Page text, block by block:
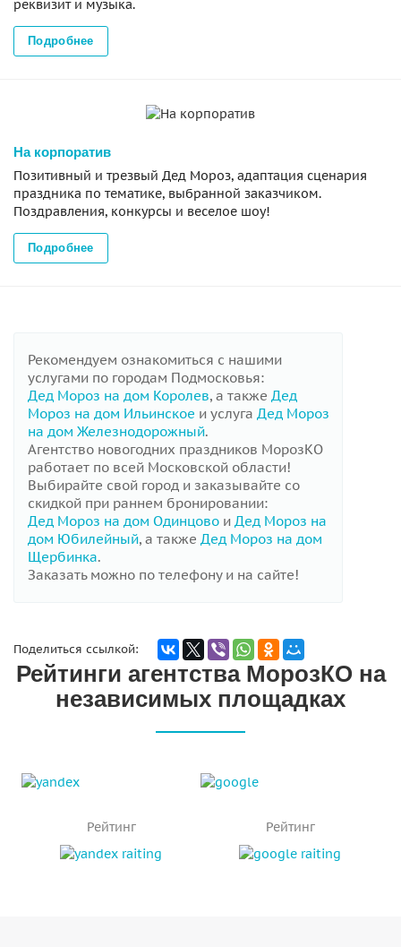
реквизит и музыка.
Подробнее
На корпоратив
Позитивный и трезвый Дед Мороз, адаптация сценария
праздника по тематике, выбранной заказчиком.
Поздравления, конкурсы и веселое шоу!
Подробнее
Рекомендуем ознакомиться с нашими
услугами по городам Подмосковья:
Дед Мороз на дом Королев, а также Дед
Мороз на дом Ильинское и услуга Дед Мороз
на дом Железнодорожный.
Агентство новогодних праздников МорозКО
работает по всей Московской области!
Выбирайте свой город и заказывайте со
скидкой при раннем бронировании:
Дед Мороз на дом Одинцово и Дед Мороз на
дом Юбилейный, а также Дед Мороз на дом
Щербинка.
Заказать можно по телефону и на сайте!
Поделиться ссылкой:
Рейтинги агентства МорозКО на
независимых площадках
Рейтинг Рейтинг